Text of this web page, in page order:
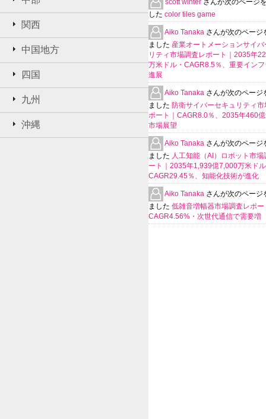
関西
中国地方
四国
九州
沖縄
した color tiles game
Aiko Tanaka さんが次のページ
ました 産業オートメーションサイ
リティ市場調査レポート｜2035年
万米ドル・CAGR8.5％、重要イン
進展
Aiko Tanaka さんが次のページ
ました 防衛サイバーセキュリティ
ポート｜CAGR8.0％、2035年460
市場展望
Aiko Tanaka さんが次のページ
ました 人工知能（AI）ロボット市場
ート｜2035年1,939億7,000万米ド
CAGR29.45％、知能化技術が進化
Aiko Tanaka さんが次のページ
ました 低雑音増幅器市場調査レポー
CAGR4.56%・次世代通信で需要増